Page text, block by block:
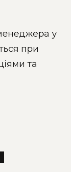
у
при
та